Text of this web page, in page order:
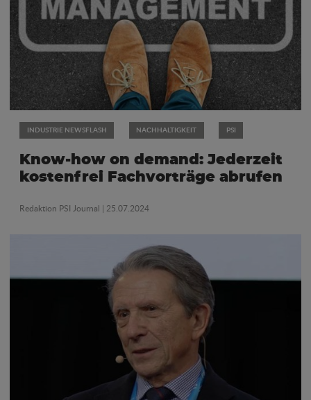
INDUSTRIE NEWSFLASH NACHHALTIGKEIT PSI
Know-how on demand: Jederzeit
kostenfrei Fachvorträge abrufen
Redaktion PSI Journal | 25.07.2024